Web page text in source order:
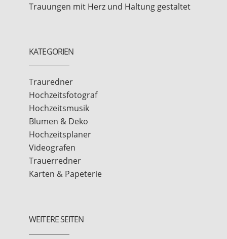
Trauungen mit Herz und Haltung gestaltet
KATEGORIEN
Trauredner
Hochzeitsfotograf
Hochzeitsmusik
Blumen & Deko
Hochzeitsplaner
Videografen
Trauerredner
Karten & Papeterie
WEITERE SEITEN